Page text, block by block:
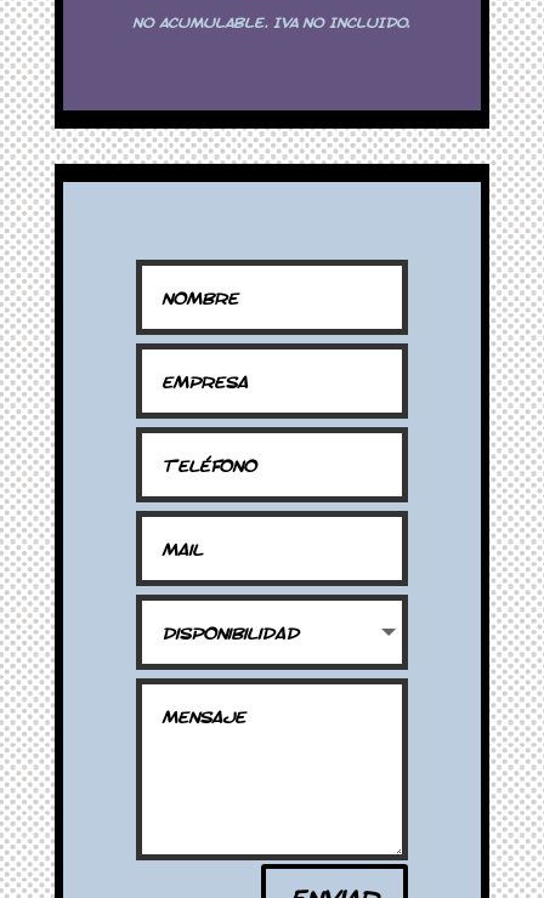
NO ACUMULABLE. IVA NO INCLUIDO.